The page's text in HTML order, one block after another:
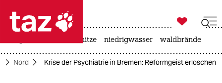
 taz zahl ich
taz zahl ich

taz zahl ich
hitze niedrigwasser waldbrände
Nord Krise der Psychiatrie in Bremen: Reformgeist erloschen